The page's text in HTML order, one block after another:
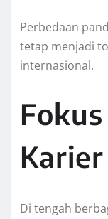
Perbedaan
tetap menjadi
internasional.
Di tengah